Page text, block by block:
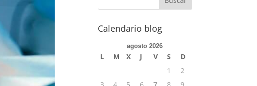
Calendario blog
agosto 2026
L M X J V S
D
1
2